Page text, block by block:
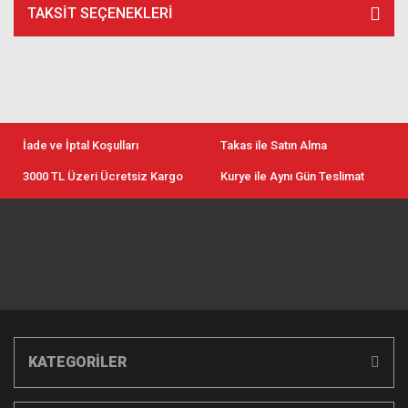
TAKSIT SEÇENEKLERI
İade ve İptal Koşulları Takas ile Satın Alma
3000 TL Üzeri Ücretsiz Kargo Kurye ile Aynı Gün Teslimat
KATEGORİLER